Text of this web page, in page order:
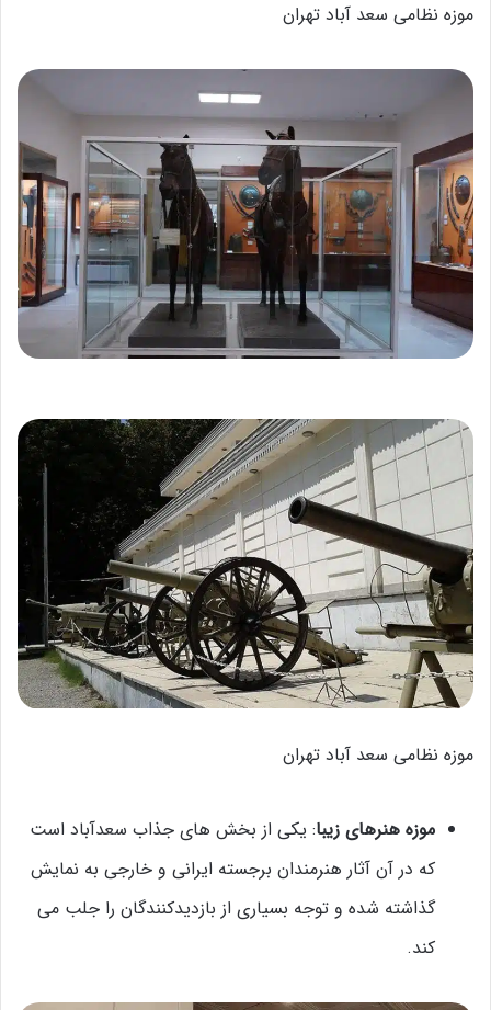
موزه نظامی سعد آباد تهران
موزه نظامی سعد آباد تهران
موزه هنرهای زیبا: یکی از بخش های جذاب سعدآباد است
که در آن آثار هنرمندان برجسته ایرانی و خارجی به نمایش
گذاشته شده و توجه بسیاری از بازدیدکنندگان را جلب می
کند.